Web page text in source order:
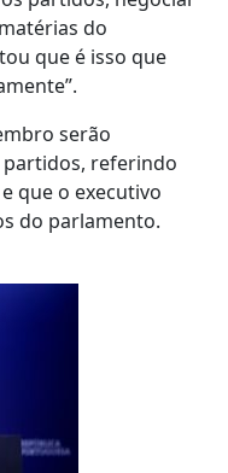
do
que é isso que
serão
referindo
que o executivo
do parlamento.